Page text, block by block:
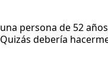
persona de 52
debería